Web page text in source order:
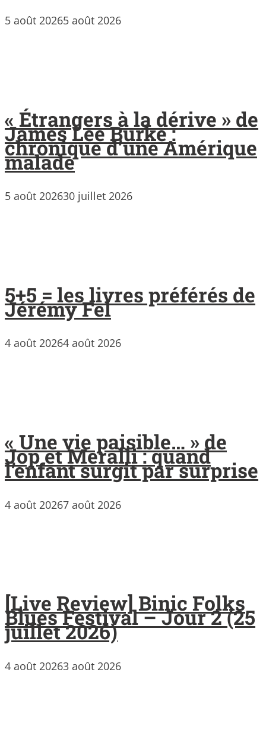
5 août 20265 août 2026
« Étrangers à la dérive » de
James Lee Burke :
chronique d’une Amérique
malade
5 août 202630 juillet 2026
5+5 = les livres préférés de
Jérémy Fel
4 août 20264 août 2026
« Une vie paisible… » de
Jop et Meralli : quand
l’enfant surgit par surprise
4 août 20267 août 2026
[Live Review] Binic Folks
Blues Festival – Jour 2 (25
juillet 2026)
4 août 20263 août 2026